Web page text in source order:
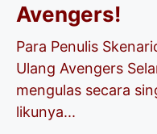
Avengers!
Para Penulis
Ulang Avengers
mengulas secara
likunya...